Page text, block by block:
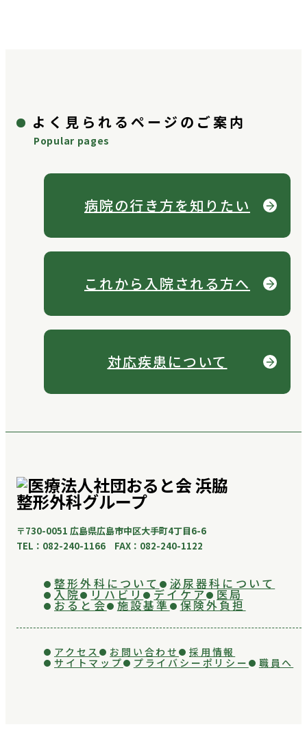
よく見られるページのご案内
Popular pages
病院の行き方を知りたい
これから入院される方へ
対応疾患について
〒730-0051 広島県広島市中区大手町4丁目6-6
TEL：082-240-1166 FAX：082-240-1122
整形外科について 泌尿器科について
入院 リハビリ デイケア 医局
おると会 施設基準 保険外負担
アクセス お問い合わせ
採用情報
サイトマップ
プライバシーポリシー 職員へ